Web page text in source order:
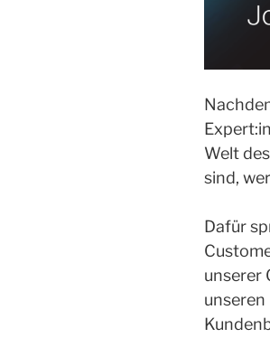
Welt
sind,
Dafür
unserer
unseren